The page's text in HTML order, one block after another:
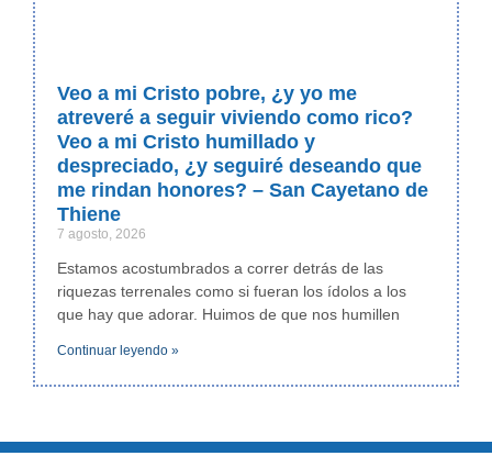
Veo a mi Cristo pobre, ¿y yo me
atreveré a seguir viviendo como rico?
Veo a mi Cristo humillado y
despreciado, ¿y seguiré deseando que
me rindan honores? – San Cayetano de
Thiene
7 agosto, 2026
Estamos acostumbrados a correr detrás de las
riquezas terrenales como si fueran los ídolos a los
que hay que adorar. Huimos de que nos humillen
Continuar leyendo »